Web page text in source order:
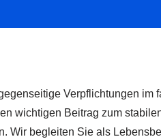
Verpflichtungen im
wichtigen Beitrag zum
Wir begleiten Sie als